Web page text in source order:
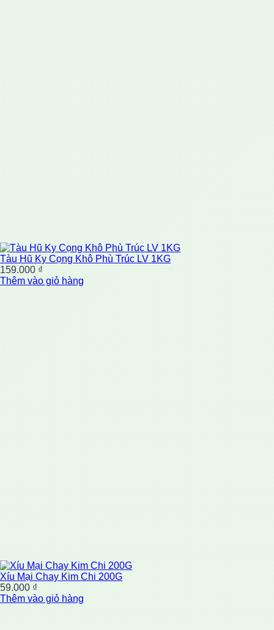
Tàu Hũ Ky Cọng Khô Phù Trúc LV 1KG
159.000 ₫
Thêm vào giỏ hàng
Xíu Mại Chay Kim Chi 200G
59.000 ₫
Thêm vào giỏ hàng